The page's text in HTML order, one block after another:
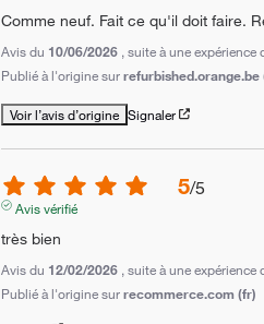
Comme neuf. Fait ce qu'il doit faire.
Avis du 10/06/2026 , suite à une expérience
Publié à l'origine surrefurbished.orange.be
Voir l’avis d’origine Signaler
5/5
Avis vérifié
très bien
Avis du 12/02/2026 , suite à une expérience
Publié à l'origine surrecommerce.com (fr)